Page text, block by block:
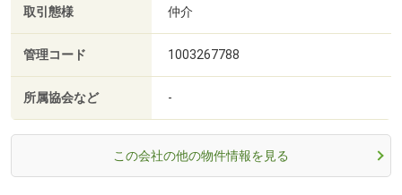
取引態様 仲介
管理コード 1003267788
所属協会など -
この会社の他の物件情報を見る